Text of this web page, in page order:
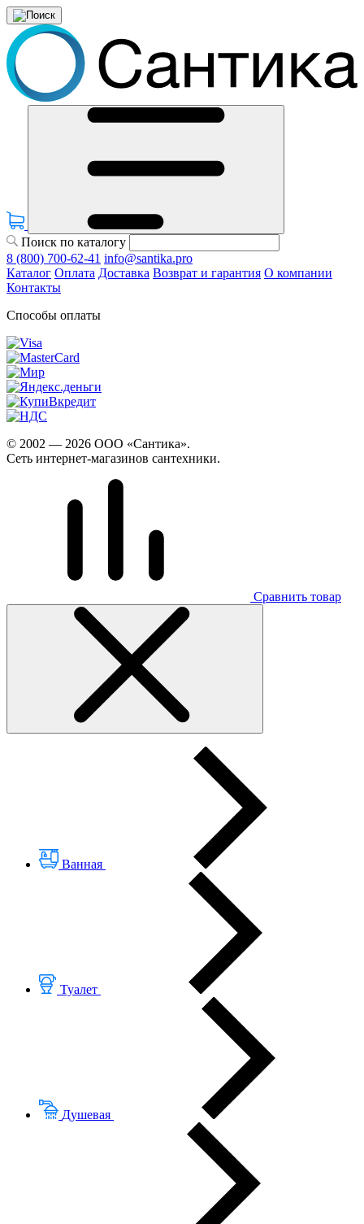
Поиск по каталогу
8 (800) 700-62-41 info@santika.pro
Каталог Оплата Доставка Возврат и гарантия О компании
Контакты
Способы оплаты
© 2002 — 2026 ООО «Сантика».
Сеть интернет-магазинов сантехники.
Сравнить товар
Ванная
Туалет
Душевая